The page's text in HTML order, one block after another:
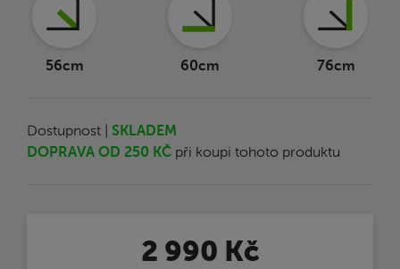
56cm 60cm 76cm
Dostupnost | SKLADEM
DOPRAVA OD 250 KČ při koupi tohoto produktu
2 990 Kč